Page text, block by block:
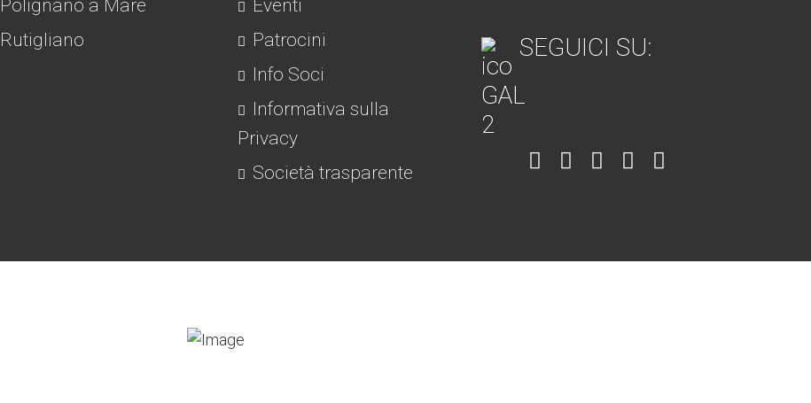
Polignano a Mare
Rutigliano
Eventi
Patrocini
Info Soci
Informativa sulla
Privacy
Società trasparente
SEGUICI SU:
Item Item Item Item